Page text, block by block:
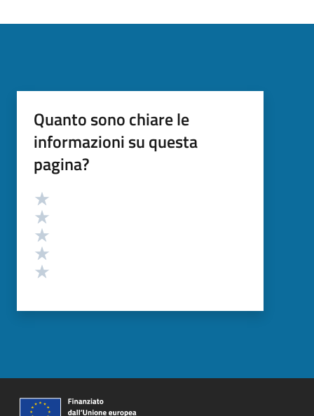
Quanto sono chiare le
informazioni su questa
pagina?
Valutazione